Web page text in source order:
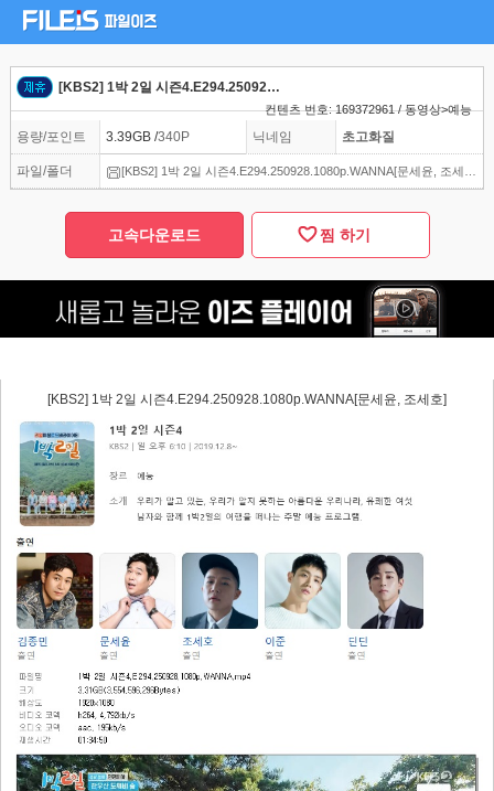
[KBS2] 1박 2일 시즌4.E294.250928.1080p.WANNA[문세윤, 조세호]
컨텐츠 번호: 169372961 / 동영상>예능
용량/포인트 3.39GB /340P 닉네임 초고화질
파일/폴더 [KBS2] 1박 2일 시즌4.E294.250928.1080p.WANNA[문세윤, 조세호].mp4
고속다운로드 찜 하기
[KBS2] 1박 2일 시즌4.E294.250928.1080p.WANNA[문세윤, 조세호]